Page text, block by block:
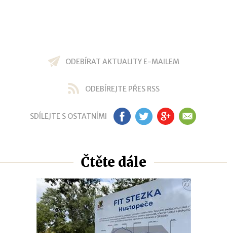
ODEBÍRAT AKTUALITY E-MAILEM
ODEBÍREJTE PŘES RSS
SDÍLEJTE S OSTATNÍMI FB TW GP EM
Čtěte dále